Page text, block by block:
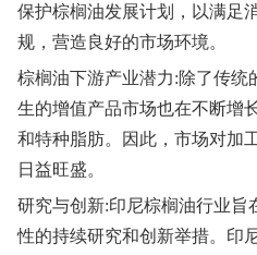
保护棕榈油发展计划，以满足
规，营造良好的市场环境。
棕榈油下游产业潜力:除了传统
生的增值产品市场也在不断增
和特种脂肪。因此，市场对加
日益旺盛。
研究与创新:印尼棕榈油行业旨
性的持续研究和创新举措。印